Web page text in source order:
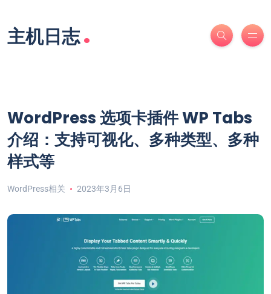
主机日志.
WordPress 选项卡插件 WP Tabs
介绍：支持可视化、多种类型、多种
样式等
WordPress相关 2023年3月6日